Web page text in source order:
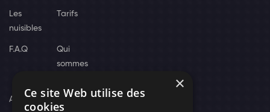
Les
nuisibles
Tarifs
F.A.Q
Qui
sommes
Actus
×
Ce site Web utilise des
cookies